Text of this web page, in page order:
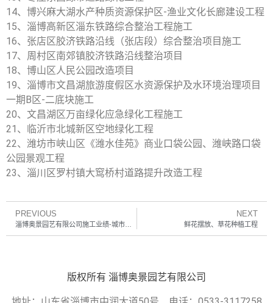
14、博兴麻大湖水产种质资源保护区-渔业文化长廊建设工程
15、淄博高新区淄东铁路综合整治工程施工
16、张店区胶济铁路沿线（张店段）综合整治项目施工
17、周村区南郊镇胶济铁路沿线整治项目
18、博山区人民公园改造项目
19、淄博市文昌湖旅游度假区水资源保护及水环境治理项目
一期B区-二底块施工
20、文昌湖区万亩绿化应急绿化工程施工
21、临沂市北城新区空地绿化工程
22、潍坊市峡山区《潍水佳苑》商业口袋公园、潍峡路口袋
公园景观工程
23、淄川区罗村镇大窎桥村道路提升改造工程
PREVIOUS NEXT
鲜花摆放、草花种植工程
版权所有 淄博奥景园艺有限公司